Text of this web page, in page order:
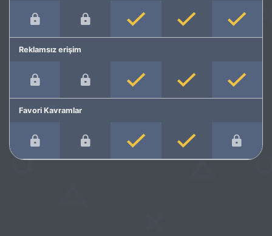
Reklamsız erişim
Favori Kavramlar